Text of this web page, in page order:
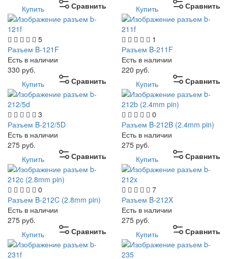
Сравнить
Купить
Сравнить
Купить
5
Разъем B-121F
Есть в наличии
330 руб.
Сравнить
Купить
1
Разъем B-211F
Есть в наличии
220 руб.
Сравнить
Купить
3
Разъем B-212/5D
Есть в наличии
275 руб.
Сравнить
Купить
0
Разъем B-212B (2.4mm pin)
Есть в наличии
275 руб.
Сравнить
Купить
0
Разъем B-212C (2.8mm pin)
Есть в наличии
275 руб.
Сравнить
Купить
7
Разъем B-212X
Есть в наличии
275 руб.
Сравнить
Купить